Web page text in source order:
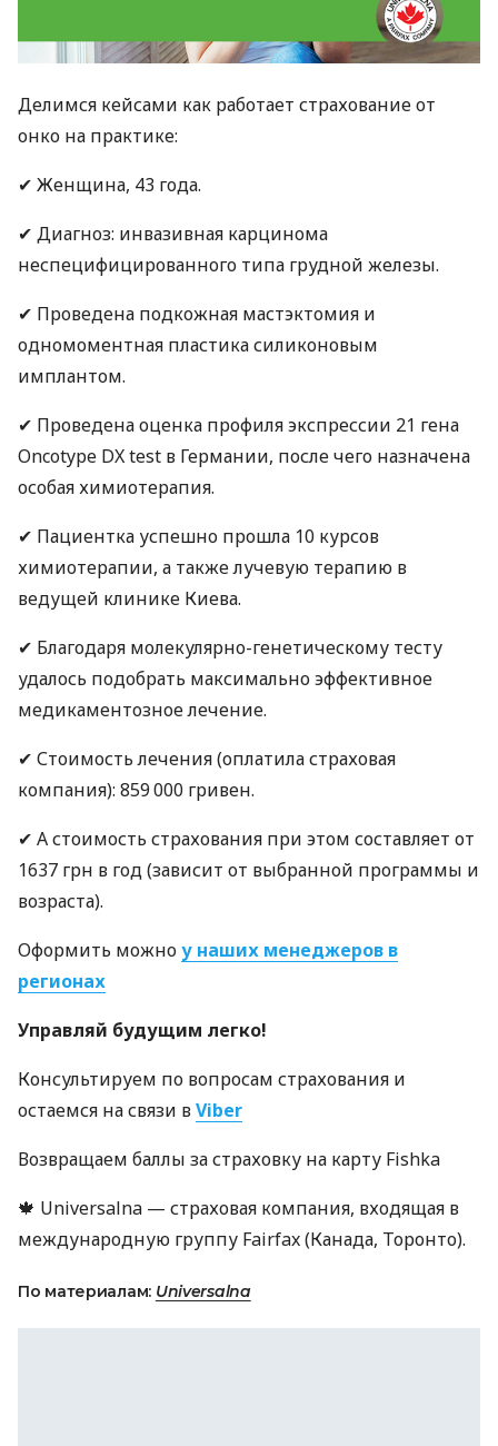
Делимся кейсами как работает страхование от
онко на практике:
✔ Женщина, 43 года.
✔ Диагноз: инвазивная карцинома
неспецифицированного типа грудной железы.
✔ Проведена подкожная мастэктомия и
одномоментная пластика силиконовым
имплантом.
✔ Проведена оценка профиля экспрессии 21 гена
Oncotype DX test в Германии, после чего назначена
особая химиотерапия.
✔ Пациентка успешно прошла 10 курсов
химиотерапии, а также лучевую терапию в
ведущей клинике Киева.
✔ Благодаря молекулярно-генетическому тесту
удалось подобрать максимально эффективное
медикаментозное лечение.
✔ Стоимость лечения (оплатила страховая
компания): 859 000 гривен.
✔ А стоимость страхования при этом составляет от
1637 грн в год (зависит от выбранной программы и
возраста).
Оформить можноу наших менеджеров в
регионах
Управляй будущим легко!
Консультируем по вопросам страхования и
остаемся на связи вViber
Возвращаем баллы за страховку на карту Fishka
🍁 Universalna — страховая компания, входящая в
международную группу Fairfax (Канада, Торонто).
По материалам: Universalna